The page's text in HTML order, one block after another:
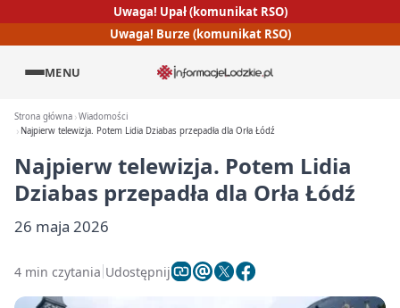
Uwaga! Upał (komunikat RSO)
Uwaga! Burze (komunikat RSO)
MENU
Strona główna Wiadomości
Najpierw telewizja. Potem Lidia Dziabas przepadła dla Orła Łódź
Najpierw telewizja. Potem Lidia
Dziabas przepadła dla Orła Łódź
26 maja 2026
4 min czytania Udostępnij